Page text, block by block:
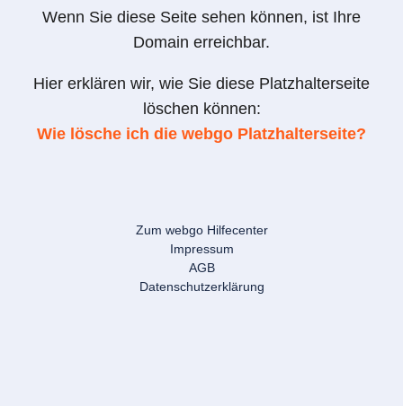
Wenn Sie diese Seite sehen können, ist Ihre
Domain erreichbar.
Hier erklären wir, wie Sie diese Platzhalterseite
löschen können:
Wie lösche ich die webgo Platzhalterseite?
Zum webgo Hilfecenter
Impressum
AGB
Datenschutzerklärung